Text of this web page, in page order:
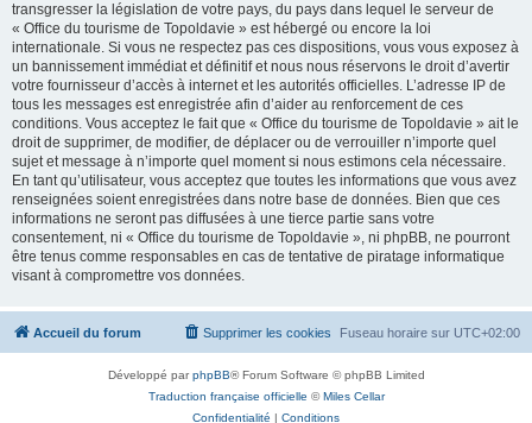
transgresser la législation de votre pays, du pays dans lequel le serveur de
« Office du tourisme de Topoldavie » est hébergé ou encore la loi
internationale. Si vous ne respectez pas ces dispositions, vous vous exposez à
un bannissement immédiat et définitif et nous nous réservons le droit d’avertir
votre fournisseur d’accès à internet et les autorités officielles. L’adresse IP de
tous les messages est enregistrée afin d’aider au renforcement de ces
conditions. Vous acceptez le fait que « Office du tourisme de Topoldavie » ait le
droit de supprimer, de modifier, de déplacer ou de verrouiller n’importe quel
sujet et message à n’importe quel moment si nous estimons cela nécessaire.
En tant qu’utilisateur, vous acceptez que toutes les informations que vous avez
renseignées soient enregistrées dans notre base de données. Bien que ces
informations ne seront pas diffusées à une tierce partie sans votre
consentement, ni « Office du tourisme de Topoldavie », ni phpBB, ne pourront
être tenus comme responsables en cas de tentative de piratage informatique
visant à compromettre vos données.
Accueil du forum Fuseau horaire sur UTC+02:00
Supprimer les cookies
Développé parphpBB® Forum Software © phpBB Limited
Traduction française officielle ©Miles Cellar
Confidentialité | Conditions